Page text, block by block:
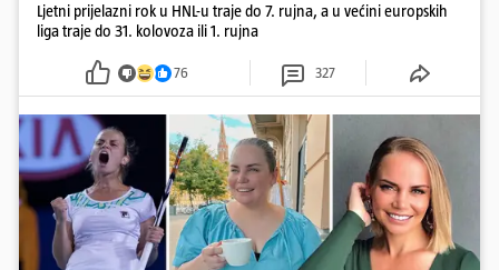
Ljetni prijelazni rok u HNL-u traje do 7. rujna, a u većini europskih
liga traje do 31. kolovoza ili 1. rujna
76 327